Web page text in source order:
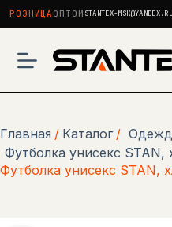
РОЗНИЦА ОПТОМ STANTEX-
сути
Главная / Каталог /
Футболка унисекс STAN,
Футболка унисекс STAN,